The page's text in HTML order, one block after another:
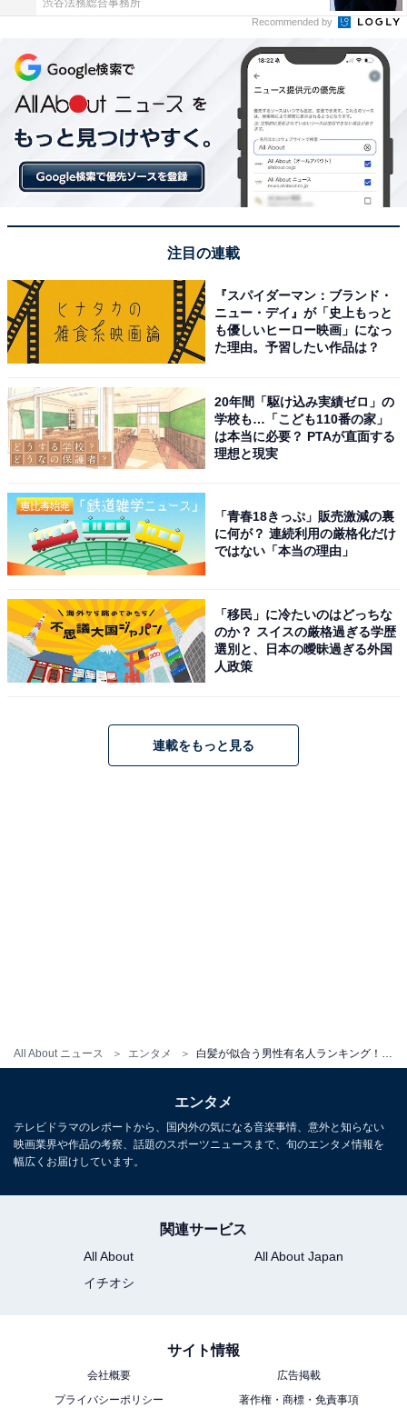
All About ニュース エンタメ
画像出典： プレスリリース
岩城滉一さんといえば、映画やドラマで活躍する俳優さ
んとして有名ですが、最近では趣味の愛車をYouTubeで
配信するなど、幅広く活躍する人物ですね。「現在でも
そのかっこ良さは衰えないどころか、以前よりも洗練さ
れたかっこ良さがある」と人気を集めています。
具体的なコメントには「よい年齢の重ね方をされてお
り、白髪でも老けた感じではなく、さりげない感じがす
る」「すごくかっこいい、白髪がマイナスでなくものす
ごくしぶくていい」「歳を重ねるごとにカッコ良くて渋
い。白髪が、あるのに自然な感じて、ムーディーな感じ
がするから」などが挙げられました。岩城滉一さんの渋
さに白髪がマッチしていて、年齢を重ねるごとに魅力が
第1位：吉川晃司（305票）
Amazon
渋谷法務総合事務所
Recommended by
注目の連載
『スパイダーマン：ブランド・
ニュー・デイ』が「史上もっと
も優しいヒーロー映画」になっ
た理由。予習したい作品は？
20年間「駆け込み実績ゼロ」の
学校も…「こども110番の家」
は本当に必要？ PTAが直面する
理想と現実
「青春18きっぷ」販売激減の裏
に何が？ 連続利用の厳格化だけ
ではない「本当の理由」
「移民」に冷たいのはどっちな
のか？ スイスの厳格過ぎる学歴
選別と、日本の曖昧過ぎる外国
人政策
連載をもっと見る
エンタメ
テレビドラマのレポートから、国内外の気になる音楽事情、意外と知らない
映画業界や作品の考察、話題のスポーツニュースまで、旬のエンタメ情報を
幅広くお届けしています。
関連サービス
All About
All About Japan
イチオシ
サイト情報
会社概要
広告掲載
プライバシーポリシー
著作権・商標・免責事項